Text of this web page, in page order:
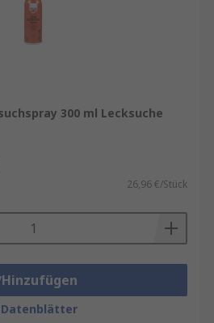
300 ml Lecksuche
26,96 €/Stück
Hinzufügen
Datenblätter